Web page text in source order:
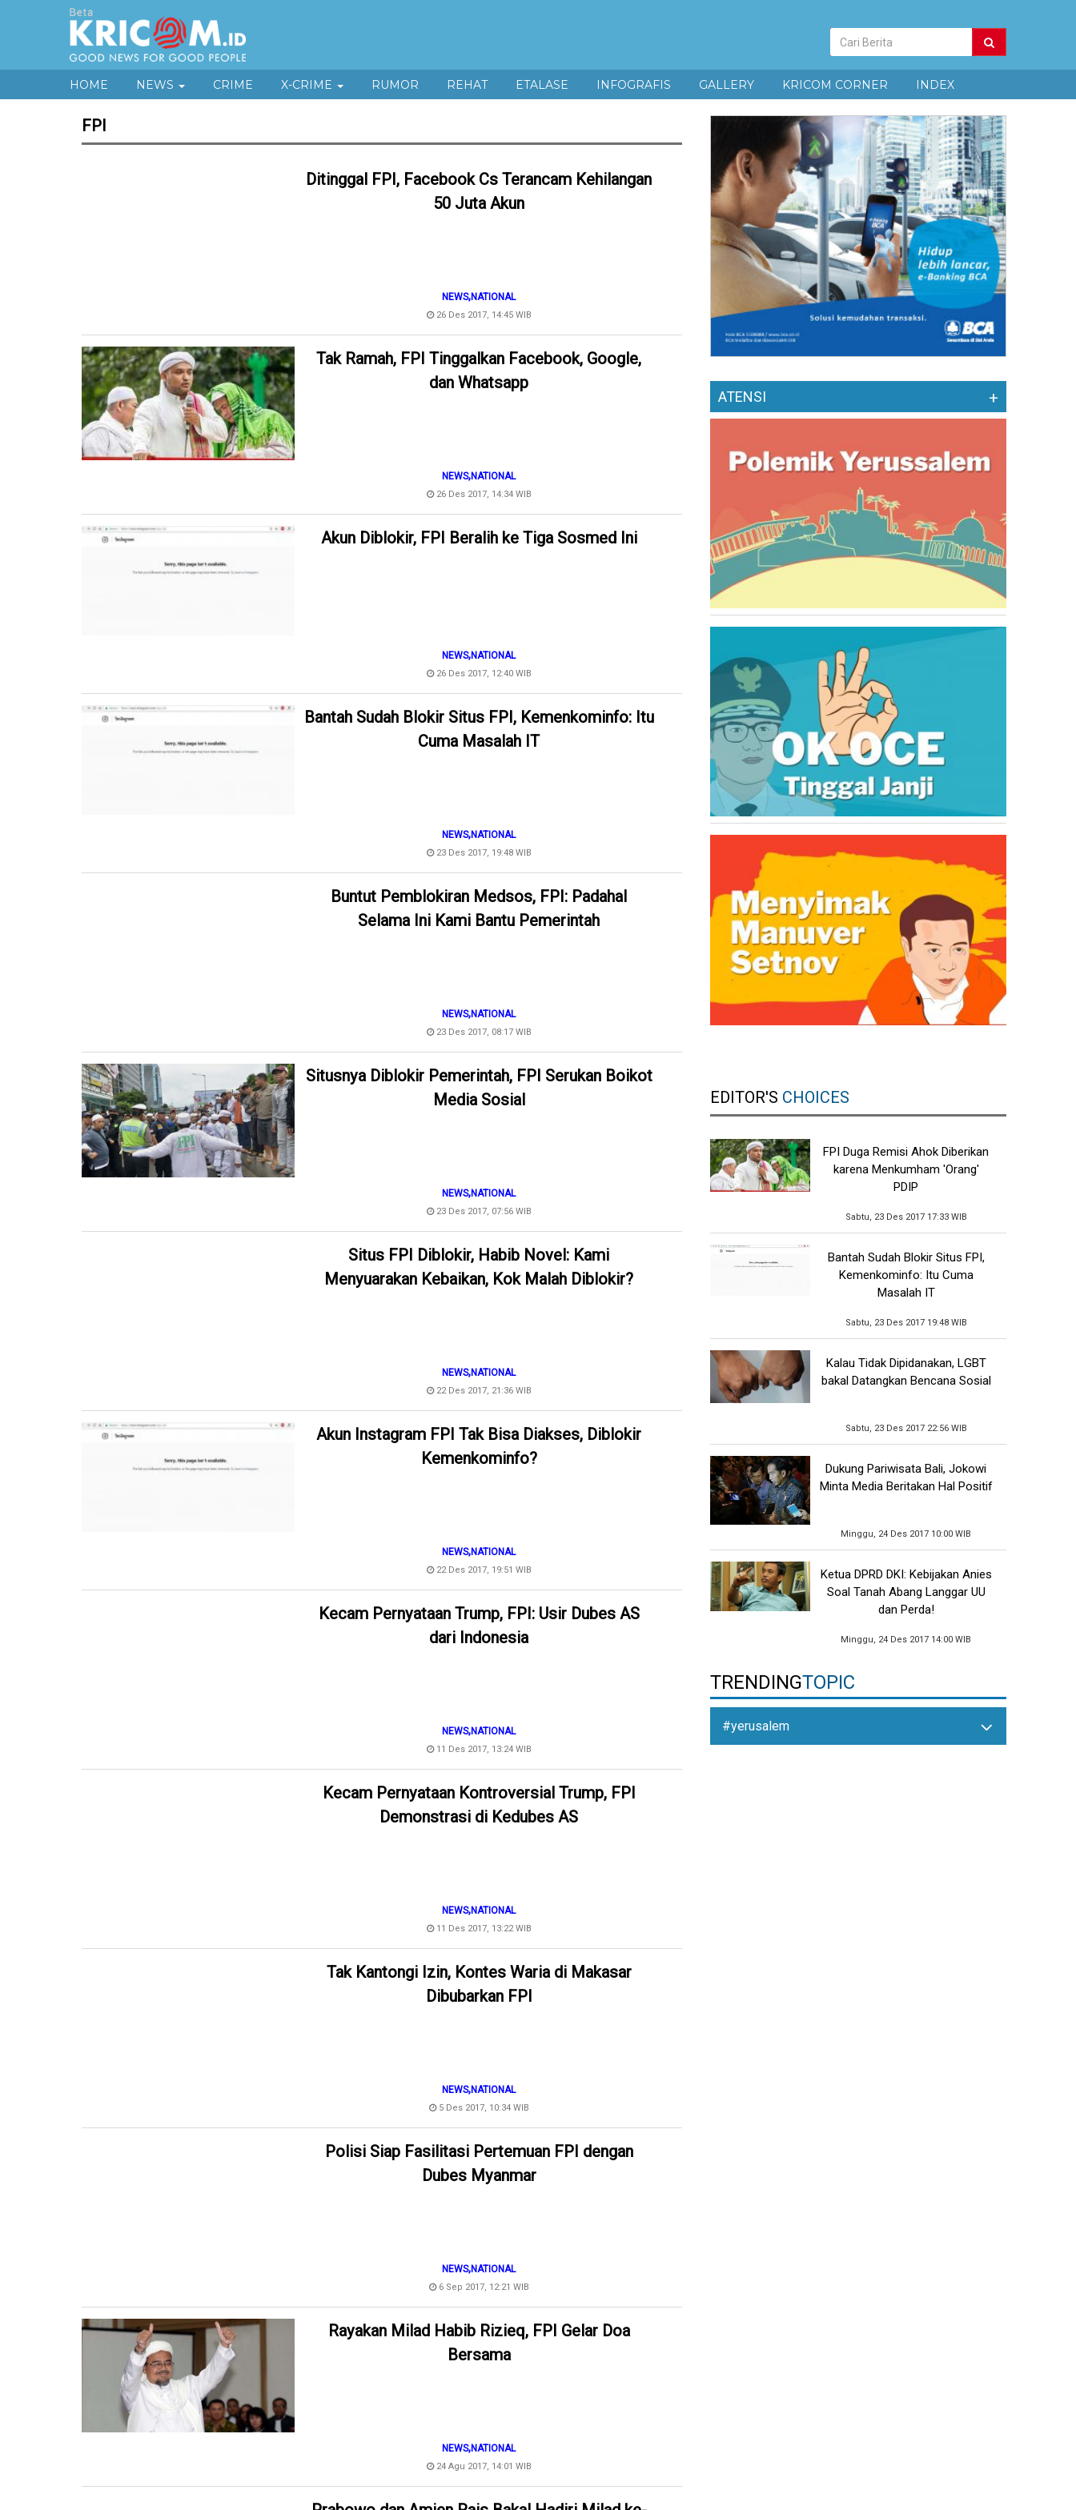
Pencarian
Berita
HOME NEWS CRIME X-CRIME RUMOR REHAT ETALASE INFOGRAFIS GALLERY KRICOM CORNER INDEX
FPI
Ditinggal FPI, Facebook Cs Terancam Kehilangan
50 Juta Akun
NEWS,NATIONAL
26 Des 2017, 14:45 WIB
Tak Ramah, FPI Tinggalkan Facebook, Google,
dan Whatsapp
NEWS,NATIONAL
26 Des 2017, 14:34 WIB
Akun Diblokir, FPI Beralih ke Tiga Sosmed Ini
NEWS,NATIONAL
26 Des 2017, 12:40 WIB
Bantah Sudah Blokir Situs FPI, Kemenkominfo: Itu
Cuma Masalah IT
NEWS,NATIONAL
23 Des 2017, 19:48 WIB
Buntut Pemblokiran Medsos, FPI: Padahal
Selama Ini Kami Bantu Pemerintah
NEWS,NATIONAL
23 Des 2017, 08:17 WIB
Situsnya Diblokir Pemerintah, FPI Serukan Boikot
Media Sosial
NEWS,NATIONAL
23 Des 2017, 07:56 WIB
Situs FPI Diblokir, Habib Novel: Kami
Menyuarakan Kebaikan, Kok Malah Diblokir?
NEWS,NATIONAL
22 Des 2017, 21:36 WIB
Akun Instagram FPI Tak Bisa Diakses, Diblokir
Kemenkominfo?
NEWS,NATIONAL
22 Des 2017, 19:51 WIB
Kecam Pernyataan Trump, FPI: Usir Dubes AS
dari Indonesia
NEWS,NATIONAL
11 Des 2017, 13:24 WIB
Kecam Pernyataan Kontroversial Trump, FPI
Demonstrasi di Kedubes AS
NEWS,NATIONAL
11 Des 2017, 13:22 WIB
Tak Kantongi Izin, Kontes Waria di Makasar
Dibubarkan FPI
NEWS,NATIONAL
5 Des 2017, 10:34 WIB
Polisi Siap Fasilitasi Pertemuan FPI dengan
Dubes Myanmar
NEWS,NATIONAL
6 Sep 2017, 12:21 WIB
Rayakan Milad Habib Rizieq, FPI Gelar Doa
Bersama
NEWS,NATIONAL
24 Agu 2017, 14:01 WIB
ATENSI +
EDITOR'S CHOICES
FPI Duga Remisi Ahok Diberikan
karena Menkumham 'Orang'
PDIP
Sabtu, 23 Des 2017 17:33 WIB
Bantah Sudah Blokir Situs FPI,
Kemenkominfo: Itu Cuma
Masalah IT
Sabtu, 23 Des 2017 19:48 WIB
Kalau Tidak Dipidanakan, LGBT
bakal Datangkan Bencana Sosial
Sabtu, 23 Des 2017 22:56 WIB
Dukung Pariwisata Bali, Jokowi
Minta Media Beritakan Hal Positif
Minggu, 24 Des 2017 10:00 WIB
Ketua DPRD DKI: Kebijakan Anies
Soal Tanah Abang Langgar UU
dan Perda!
Minggu, 24 Des 2017 14:00 WIB
TRENDINGTOPIC
#yerusalem